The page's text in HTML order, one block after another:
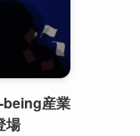
being産業
場